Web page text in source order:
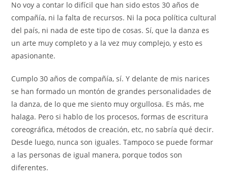
No voy a contar lo difícil que han sido estos 30 años de
compañía, ni la falta de recursos. Ni la poca política cultural
del país, ni nada de este tipo de cosas. Sí, que la danza es
un arte muy completo y a la vez muy complejo, y esto es
apasionante.
Cumplo 30 años de compañía, sí. Y delante de mis narices
se han formado un montón de grandes personalidades de
la danza, de lo que me siento muy orgullosa. Es más, me
halaga. Pero si hablo de los procesos, formas de escritura
coreográfica, métodos de creación, etc, no sabría qué decir.
Desde luego, nunca son iguales. Tampoco se puede formar
a las personas de igual manera, porque todos son
diferentes.